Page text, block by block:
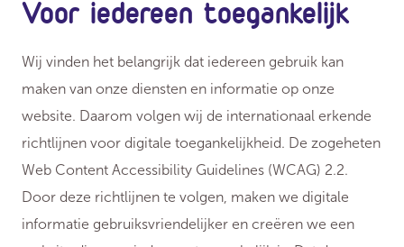
Voor iedereen toegankelijk
Wij vinden het belangrijk dat iedereen gebruik kan
maken van onze diensten en informatie op onze
website. Daarom volgen wij de internationaal erkende
richtlijnen voor digitale toegankelijkheid. De zogeheten
Web Content Accessibility Guidelines (WCAG) 2.2.
Door deze richtlijnen te volgen, maken we digitale
informatie gebruiksvriendelijker en creëren we een